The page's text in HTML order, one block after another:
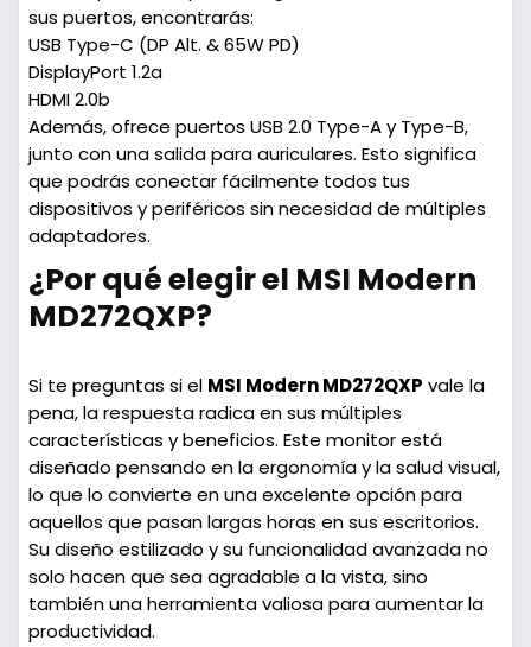
sus puertos, encontrarás:
USB Type-C (DP Alt. & 65W PD)
DisplayPort 1.2a
HDMI 2.0b
Además, ofrece puertos USB 2.0 Type-A y Type-B,
junto con una salida para auriculares. Esto significa
que podrás conectar fácilmente todos tus
dispositivos y periféricos sin necesidad de múltiples
adaptadores.
¿Por qué elegir el MSI Modern
MD272QXP?
Si te preguntas si el MSI Modern MD272QXP vale la
pena, la respuesta radica en sus múltiples
características y beneficios. Este monitor está
diseñado pensando en la ergonomía y la salud visual,
lo que lo convierte en una excelente opción para
aquellos que pasan largas horas en sus escritorios.
Su diseño estilizado y su funcionalidad avanzada no
solo hacen que sea agradable a la vista, sino
también una herramienta valiosa para aumentar la
productividad.